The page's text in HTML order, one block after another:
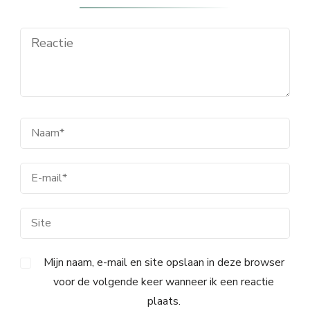
Mijn naam, e-mail en site opslaan in deze browser
voor de volgende keer wanneer ik een reactie
plaats.